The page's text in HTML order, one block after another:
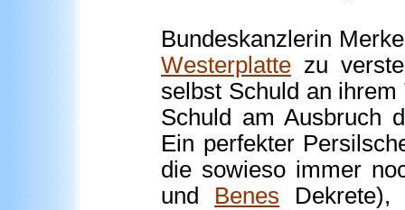
Bundeskanzlerin
Westerplatte zu
selbst Schuld an
Schuld am Ausbruch
Ein perfekter
die sowieso immer
und Benes Dekrete),